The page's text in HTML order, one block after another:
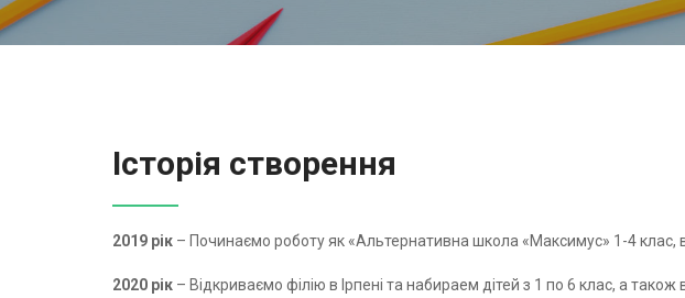
Історія створення
2019 рік – Починаємо роботу як «Альтернативна школа «Максимус» 1-4 клас, в
2020 рік – Відкриваємо філію в Ірпені та набираем дітей з 1 по 6 клас, а